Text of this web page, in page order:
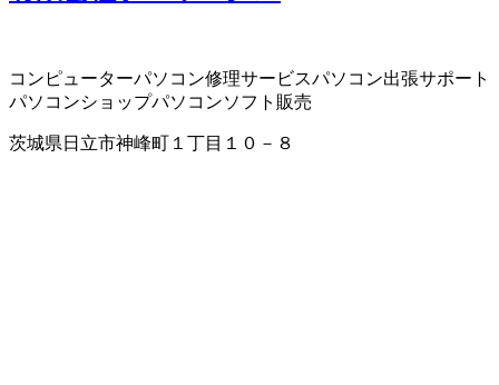
コンピューターパソコン修理サービスパソコン出張サポート
パソコンショップパソコンソフト販売
茨城県日立市神峰町１丁目１０－８